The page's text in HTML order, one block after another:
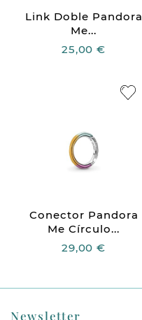
Link Doble Pandora
Me...
25,00 €
Conector Pandora
Me Círculo...
29,00 €
Newsletter